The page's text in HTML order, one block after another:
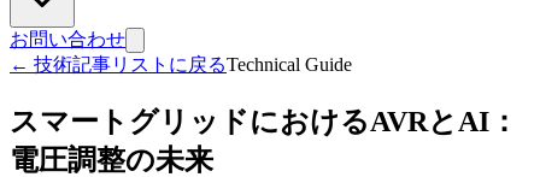
お問い合わせ
← 技術記事リストに戻るTechnical Guide
スマートグリッドにおけるAVRとAI：
電圧調整の未来